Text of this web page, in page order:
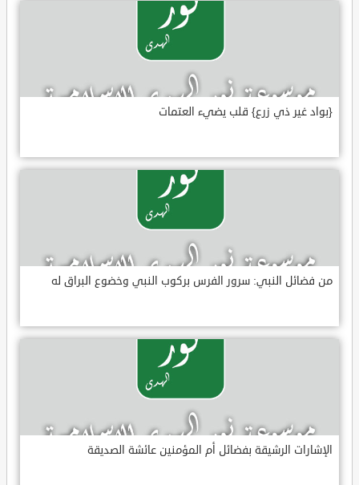
{بواد غير ذي زرع} قلب يضيء العتمات
من فضائل النبي: سرور الفرس بركوب النبي وخضوع البراق له
الإشارات الرشيقة بفضائل أم المؤمنين عائشة الصديقة